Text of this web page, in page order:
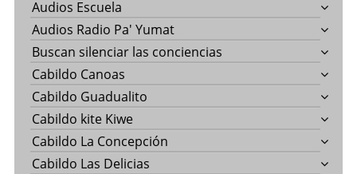
Audios Escuela
Audios Radio Pa' Yumat
Buscan silenciar las conciencias
Cabildo Canoas
Cabildo Guadualito
Cabildo kite Kiwe
Cabildo La Concepción
Cabildo Las Delicias